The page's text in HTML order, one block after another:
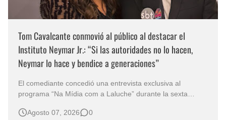
Tom Cavalcante conmovió al público al destacar el
Instituto Neymar Jr.: “Si las autoridades no lo hacen,
Neymar lo hace y bendice a generaciones”
El comediante concedió una entrevista exclusiva al
programa “Na Mídia com a Laluche” durante la sexta
eventos benéficos más importantes de Brasil. En medio del
Agosto 07, 2026 0